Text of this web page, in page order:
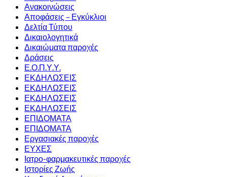
Ανακοινώσεις
Αποφάσεις – Εγκύκλιοι
Δελτία Τύπου
Δικαιολογητικά
Δικαιώματα παροχές
Δράσεις
Ε.Ο.Π.Υ.Υ.
ΕΚΔΗΛΩΣΕΙΣ
ΕΚΔΗΛΩΣΕΙΣ
ΕΚΔΗΛΩΣΕΙΣ
ΕΚΔΗΛΩΣΕΙΣ
ΕΠΙΔΟΜΑΤΑ
ΕΠΙΔΟΜΑΤΑ
Εργασιακές παροχές
ΕΥΧΕΣ
Ιατρο-φαρμακευτικές παροχές
Ιστορίες Ζωής